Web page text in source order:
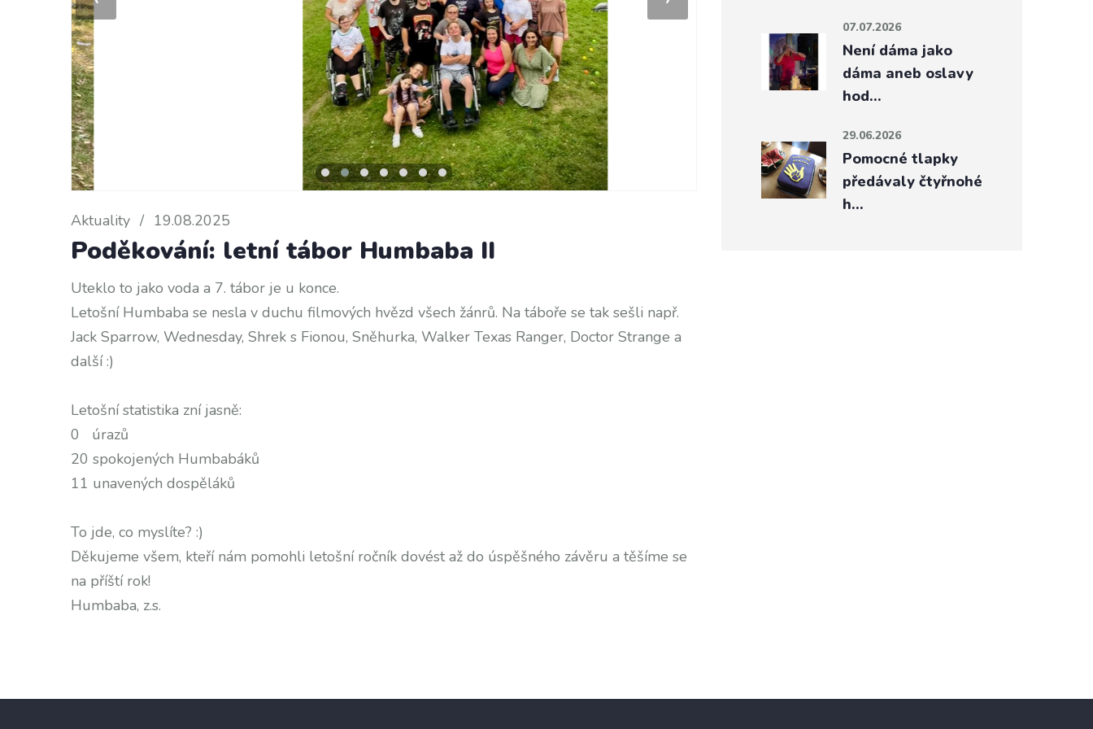
Aktuality / 19.08.2025
Poděkování: letní tábor Humbaba II
Uteklo to jako voda a 7. tábor je u konce.
Letošní Humbaba se nesla v duchu filmových hvězd všech žánrů. Na táboře se tak sešli např.
Jack Sparrow, Wednesday, Shrek s Fionou, Sněhurka, Walker Texas Ranger, Doctor Strange a
další :)
Letošní statistika zní jasně:
0 úrazů
20 spokojených Humbabáků
11 unavených dospěláků
To jde, co myslíte? :)
Děkujeme všem, kteří nám pomohli letošní ročník dovést až do úspěšného závěru a těšíme se
na příští rok!
Humbaba, z.s.
07.07.2026
Není dáma jako
dáma aneb oslavy
hod…
29.06.2026
Pomocné tlapky
předávaly čtyřnohé
h…